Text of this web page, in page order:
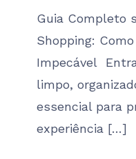
Guia Completo
Shopping:
Impecável
limpo,
essencial para
experiência […]